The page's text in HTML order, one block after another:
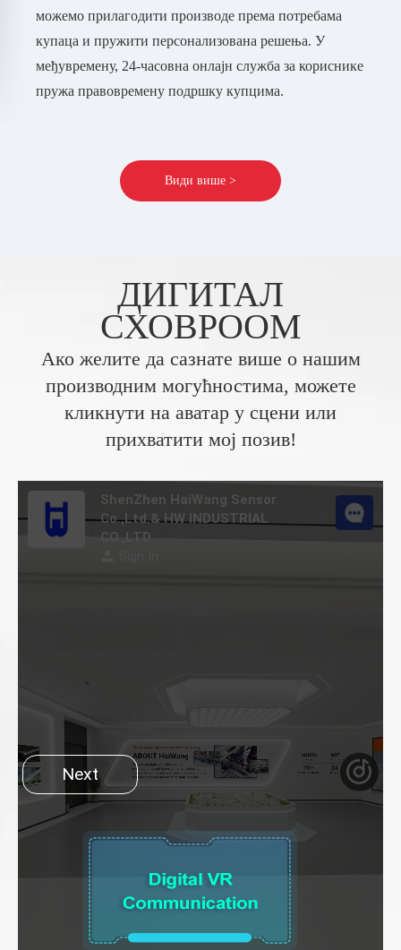
можемо прилагодити производе према потребама
купаца и пружити персонализована решења. У
међувремену, 24-часовна онлајн служба за кориснике
пружа правовремену подршку купцима.
Види више >
ДИГИТАЛ
СХОВРООМ
Ако желите да сазнате више о нашим
производним могућностима, можете
кликнути на аватар у сцени или
прихватити мој позив!